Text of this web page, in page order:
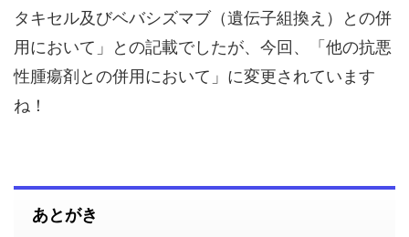
タキセル及びベバシズマブ（遺伝子組換え）との併
用において」との記載でしたが、今回、「他の抗悪
性腫瘍剤との併用において」に変更されています
ね！
あとがき